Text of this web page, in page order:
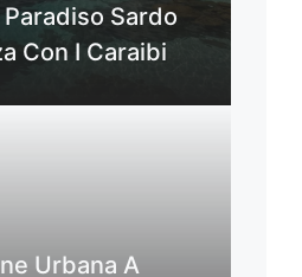
Sardo
Con I Caraibi
Urbana A